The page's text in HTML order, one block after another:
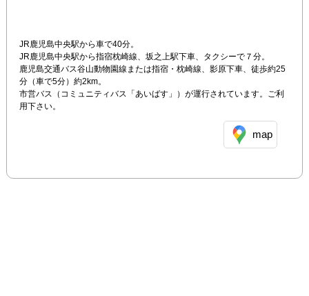
JR鹿児島中央駅から車で40分。
JR鹿児島中央駅から指宿枕崎線、坂之上駅下車、タクシーで７分。
鹿児島交通バス谷山動物園線または指宿・枕崎線、影原下車、徒歩約25
分（車で5分）約2km。
市営バス（コミュニティバス「あいばす」）が運行されています。ご利
用下さい。
map